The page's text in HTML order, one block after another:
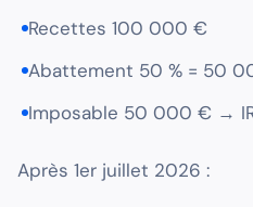
Recettes 100 000 €
Abattement 50 % = 50
Imposable 50 000 € →
Après 1er juillet 2026 :